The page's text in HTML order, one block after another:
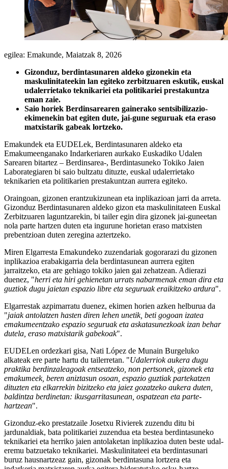
egilea: Emakunde, Maiatzak 8, 2026
Gizonduz, berdintasunaren aldeko gizonekin eta
maskulinitateekin lan egiteko zerbitzuaren eskutik, euskal
udalerrietako teknikariei eta politikariei prestakuntza
eman zaie.
Saio horiek Berdinsarearen gainerako sentsibilizazio-
ekimenekin bat egiten dute, jai-gune seguruak eta eraso
matxistarik gabeak lortzeko.
Emakundek eta EUDELek, Berdintasunaren aldeko eta
Emakumeenganako Indarkeriaren aurkako Euskadiko Udalen
Sarearen bitartez – Berdinsarea-, Berdintasuneko Tokiko Jaien
Laborategiaren bi saio bultzatu dituzte, euskal udalerrietako
teknikarien eta politikarien prestakuntzan aurrera egiteko.
Oraingoan, gizonen erantzukizunean eta inplikazioan jarri da arreta.
Gizonduz Berdintasunaren aldeko gizon eta maskulinitateen Euskal
Zerbitzuaren laguntzarekin, bi tailer egin dira gizonek jai-guneetan
nola parte hartzen duten eta ingurune horietan eraso matxisten
prebentzioan duten zeregina aztertzeko.
Miren Elgarresta Emakundeko zuzendariak gogorarazi du gizonen
inplikazioa erabakigarria dela berdintasunean aurrera egiten
jarraitzeko, eta are gehiago tokiko jaien gai zehatzean. Adierazi
duenez, "herri eta hiri gehienetan urrats nabarmenak eman dira eta
guztiok dugu jaietan espazio libre eta seguruak eraikitzeko ardura".
Elgarrestak azpimarratu duenez, ekimen horien azken helburua da
"jaiak antolatzen hasten diren lehen unetik, beti gogoan izatea
emakumeentzako espazio seguruak eta askatasunezkoak izan behar
dutela, eraso matxistarik gabekoak".
EUDELen ordezkari gisa, Nati López de Munain Burgeluko
alkateak ere parte hartu du tailerretan. "Udalerriok aukera dugu
praktika berdinzaleagoak entseatzeko, non pertsonek, gizonek eta
emakumeek, beren aniztasun osoan, espazio guztiak partekatzen
dituzten eta elkarrekin bizitzeko eta jaiez gozatzeko aukera duten,
baldintza berdinetan: ikusgarritasunean, ospatzean eta parte-
hartzean".
Gizonduz-eko prestatzaile Josetxu Rivierek zuzendu ditu bi
jardunaldiak, bata politikariei zuzendua eta bestea berdintasuneko
teknikariei eta herriko jaien antolaketan inplikazioa duten beste udal-
eremu batzuetako teknikariei. Maskulinitateei eta berdintasunari
buruz hausnartzeaz gain, gizonak berdintasuna lortzera eta